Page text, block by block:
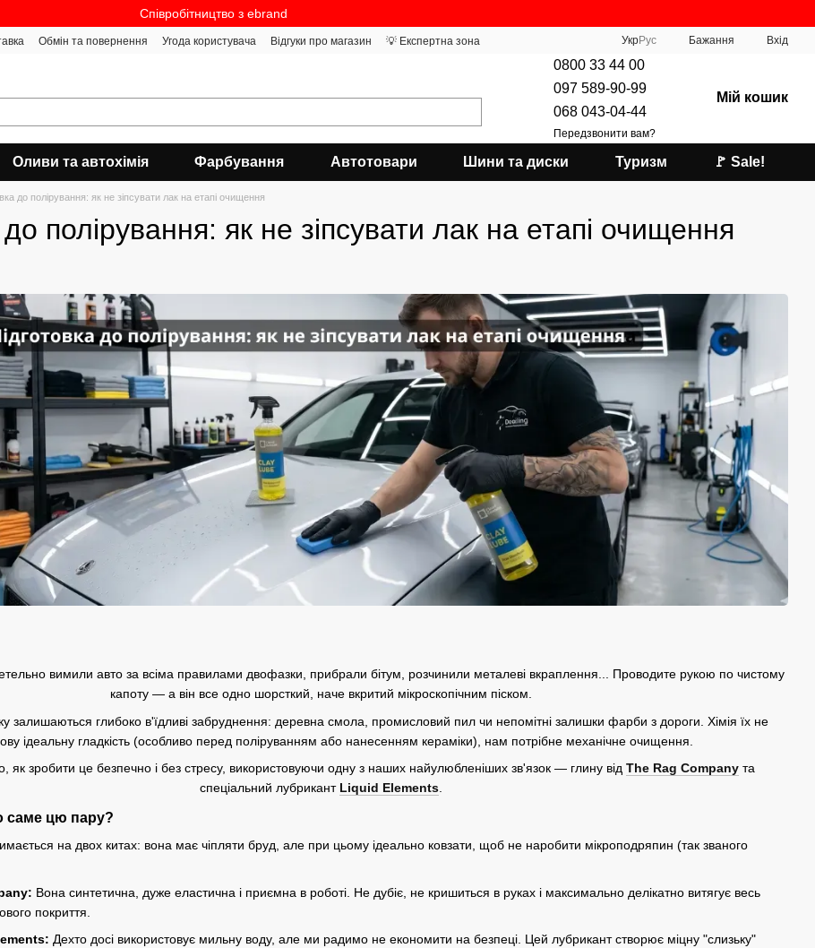
Співробітництво з ebrand
Обмін та повернення Угода користувача Відгуки про магазин 💡 Експертна зона УкрРус Бажання Вхід
0800 33 44 00
097 589-90-99
068 043-04-44
Передзвонити вам?
Мій кошик
Оливи та автохімія Фарбування Автотовари Шини та диски Туризм 🚩 Sale!
до полірування: як не зіпсувати лак на етапі очищення
до полірування: як не зіпсувати лак на етапі очищення
вимили авто за всіма правилами двофазки, прибрали бітум, розчинили металеві вкраплення... Проводите рукою по чистому
капоту — а він все одно шорсткий, наче вкритий мікроскопічним піском.
залишаються глибоко в'їдливі забруднення: деревна смола, промисловий пил чи непомітні залишки фарби з дороги. Хімія їх не
ідеальну гладкість (особливо перед поліруванням або нанесенням кераміки), нам потрібне механічне очищення.
як зробити це безпечно і без стресу, використовуючи одну з наших найулюбленіших зв'язок — глину від The Rag Company та
спеціальний лубрикант Liquid Elements.
цю пару?
на двох китах: вона має чіпляти бруд, але при цьому ідеально ковзати, щоб не наробити мікроподряпин (так званого
Вона синтетична, дуже еластична і приємна в роботі. Не дубіє, не кришиться в руках і максимально делікатно витягує весь
покриття.
Дехто досі використовує мильну воду, але ми радимо не економити на безпеці. Цей лубрикант створює міцну "слизьку"